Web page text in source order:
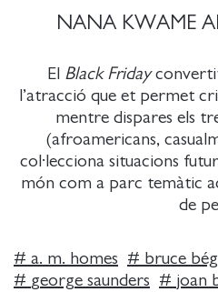
NANA KWAME
El Black Friday
l’atracció que et permet
mentre dispares els
(afroamericans,
col·lecciona situacions
món com a parc temàtic
de
# a. m. homes # bruce
# george saunders # joan